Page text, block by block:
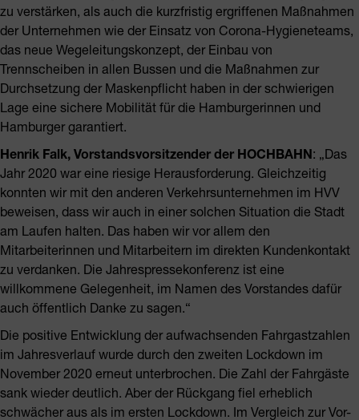
zu verstärken, als auch die kurzfristig ergriffenen Maßnahmen
der Unternehmen wie der Einsatz von Corona-Hygieneteams,
das neue Wegeleitungskonzept, der Einbau von
Trennscheiben in allen Bussen und die Maßnahmen zur
Durchsetzung der Maskenpflicht haben in der schwierigen
Lage eine sichere Mobilität für die Hamburgerinnen und
Hamburger garantiert.
Henrik Falk, Vorstandsvorsitzender der HOCHBAHN: „Das
Jahr 2020 war eine riesige Herausforderung. Gleichzeitig
konnten wir mit den anderen Verkehrsunternehmen im HVV
beweisen, dass wir auch in einer solchen Situation die Stadt
am Laufen halten. Das haben wir vor allem den
Mitarbeiterinnen und Mitarbeitern im direkten Kundenkontakt
zu verdanken. Die Jahrespressekonferenz ist eine
willkommene Gelegenheit, im Namen des Vorstandes dafür
auch öffentlich Danke zu sagen.“
Die positive Entwicklung der aufwachsenden Fahrgastzahlen
im Jahresverlauf wurde durch den zweiten Lockdown im
November 2020 erneut unterbrochen. Die Zahl der Fahrgäste
sank wieder deutlich. Aber der Rückgang fiel erheblich
schwächer aus als im ersten Lockdown. Im Vergleich zur Vor-